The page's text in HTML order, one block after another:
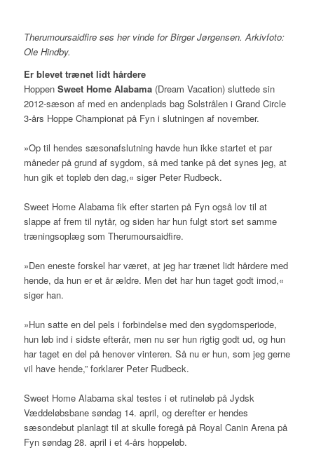
Therumoursaidfire ses her vinde for Birger Jørgensen. Arkivfoto:
Ole Hindby.
Er blevet trænet lidt hårdere
Hoppen Sweet Home Alabama(Dream Vacation) sluttede sin
2012-sæson af med en andenplads bag Solstrålen i Grand Circle
3-års Hoppe Championat på Fyn i slutningen af november.
»Op til hendes sæsonafslutning havde hun ikke startet et par
måneder på grund af sygdom, så med tanke på det synes jeg, at
hun gik et topløb den dag,« siger Peter Rudbeck.
Sweet Home Alabama fik efter starten på Fyn også lov til at
slappe af frem til nytår, og siden har hun fulgt stort set samme
træningsoplæg som Therumoursaidfire.
»Den eneste forskel har været, at jeg har trænet lidt hårdere med
hende, da hun er et år ældre. Men det har hun taget godt imod,«
siger han.
»Hun satte en del pels i forbindelse med den sygdomsperiode,
hun løb ind i sidste efterår, men nu ser hun rigtig godt ud, og hun
har taget en del på henover vinteren. Så nu er hun, som jeg gerne
vil have hende,” forklarer Peter Rudbeck.
Sweet Home Alabama skal testes i et rutineløb på Jydsk
Væddeløbsbane søndag 14. april, og derefter er hendes
sæsondebut planlagt til at skulle foregå på Royal Canin Arena på
Fyn søndag 28. april i et 4-års hoppeløb.